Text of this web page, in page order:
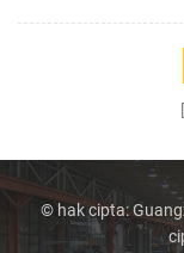
total jumlah
© hak cipta: